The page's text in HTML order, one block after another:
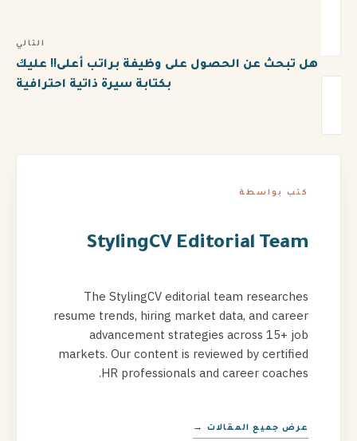
التالي
هل تبحث عن الحصول على وظيفة براتب أعلى!! عليك
بكتابة سيرة ذاتية احترافية
كتب بواسطة
StylingCV Editorial Team
The StylingCV editorial team researches
resume trends, hiring market data, and career
advancement strategies across 15+ job
markets. Our content is reviewed by certified
HR professionals and career coaches.
عرض جميع المقالات →